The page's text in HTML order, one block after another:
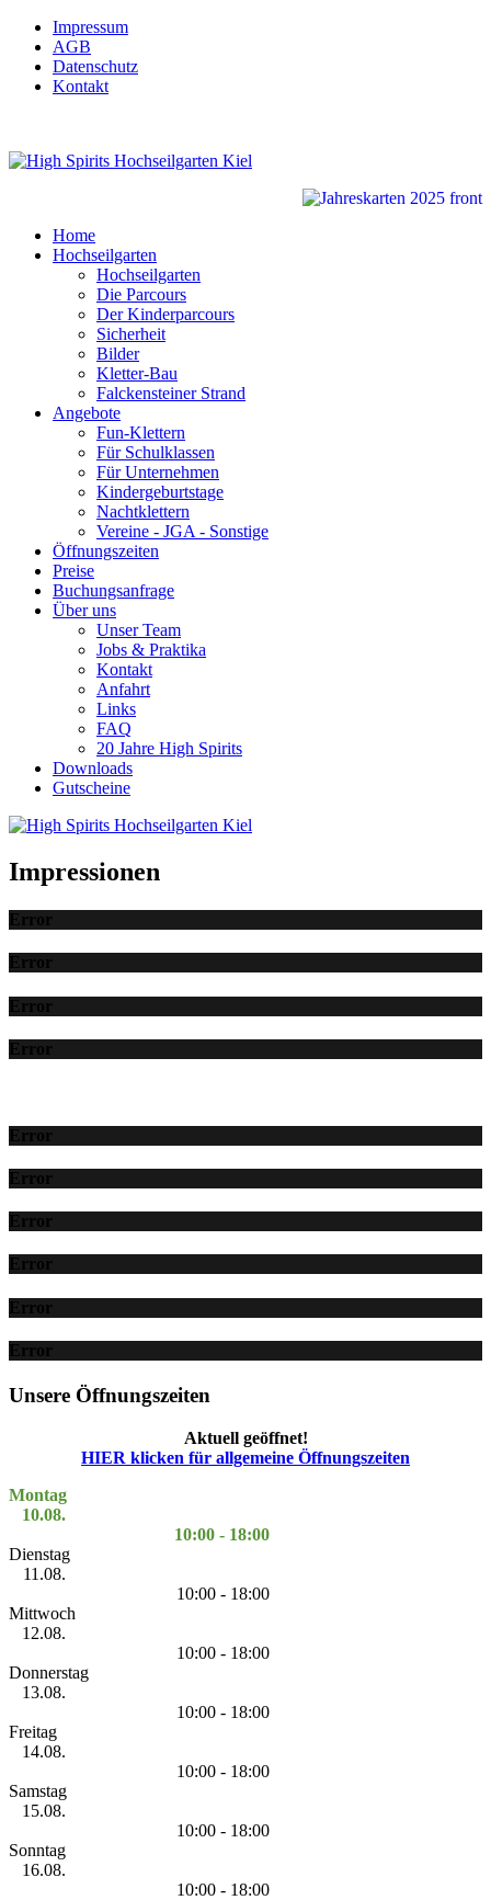
Impressum
AGB
Datenschutz
Kontakt
Home
Hochseilgarten
Hochseilgarten
Die Parcours
Der Kinderparcours
Sicherheit
Bilder
Kletter-Bau
Falckensteiner Strand
Angebote
Fun-Klettern
Für Schulklassen
Für Unternehmen
Kindergeburtstage
Nachtklettern
Vereine - JGA - Sonstige
Öffnungszeiten
Preise
Buchungsanfrage
Über uns
Unser Team
Jobs & Praktika
Kontakt
Anfahrt
Links
FAQ
20 Jahre High Spirits
Downloads
Gutscheine
Impressionen
Error
Error
Error
Error
Error
Error
Error
Error
Error
Error
Unsere Öffnungszeiten
Aktuell geöffnet!
HIER klicken für allgemeine Öffnungszeiten
Montag
10.08.
10:00 - 18:00
Dienstag
11.08.
10:00 - 18:00
Mittwoch
12.08.
10:00 - 18:00
Donnerstag
13.08.
10:00 - 18:00
Freitag
14.08.
10:00 - 18:00
Samstag
15.08.
10:00 - 18:00
Sonntag
16.08.
10:00 - 18:00